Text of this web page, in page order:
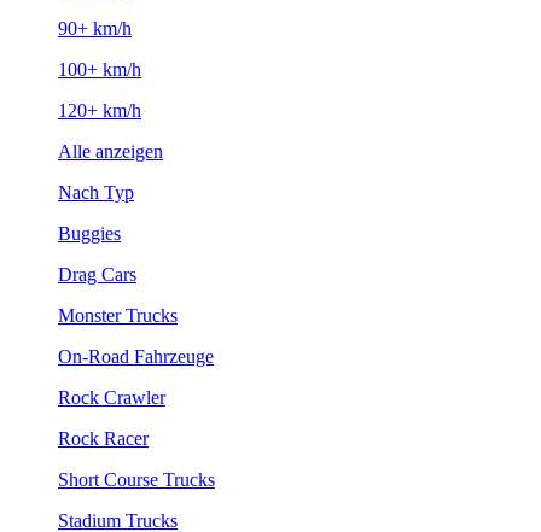
90+ km/h
100+ km/h
120+ km/h
Alle anzeigen
Nach Typ
Buggies
Drag Cars
Monster Trucks
On-Road Fahrzeuge
Rock Crawler
Rock Racer
Short Course Trucks
Stadium Trucks